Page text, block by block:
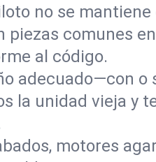
no se
comunes
al código.
adecuado—con
la unidad vieja y
motores